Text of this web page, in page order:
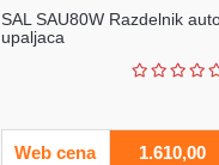
SAL SAU80W Razdelnik
upaljaca
Web cena 1.610,00